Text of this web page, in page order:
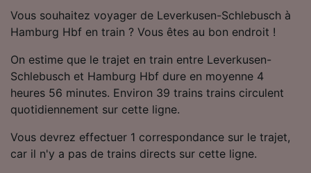
Vous souhaitez voyager de Leverkusen-Schlebusch à
Hamburg Hbf en train ? Vous êtes au bon endroit !
On estime que le trajet en train entre Leverkusen-
Schlebusch et Hamburg Hbf dure en moyenne 4
heures 56 minutes. Environ 39 trains trains circulent
quotidiennement sur cette ligne.
Vous devrez effectuer 1 correspondance sur le trajet,
car il n'y a pas de trains directs sur cette ligne.